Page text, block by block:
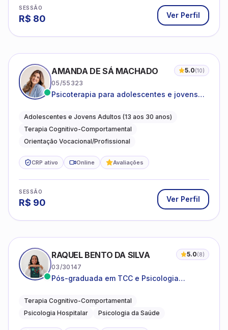
SESSÃO
R$ 80 Ver Perfil
AMANDA DE SÁ MACHADO 5.0(10)
05/55323
Psicoterapia para adolescentes e jovens
autoestima, relações e orientação
profissional
Adolescentes e Jovens Adultos (13 aos 30 anos)
Terapia Cognitivo-Comportamental
Orientação Vocacional/Profissional
CRP ativo Online Avaliações
SESSÃO
R$ 90 Ver Perfil
RAQUEL BENTO DA SILVA 5.0(8)
03/30147
Pós-graduada em TCC e Psicologia
Terapia Cognitivo-Comportamental
Psicologia Hospitalar
Psicologia da Saúde